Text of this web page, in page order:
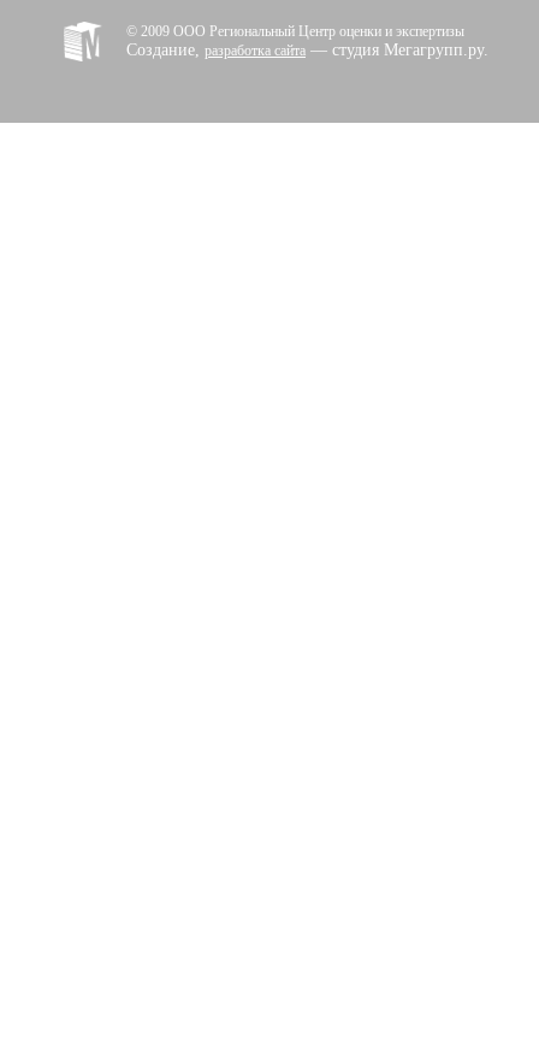
© 2009 ООО Региональный Центр оценки и экспертизы
Создание, разработка сайта — студия Мегагрупп.ру.